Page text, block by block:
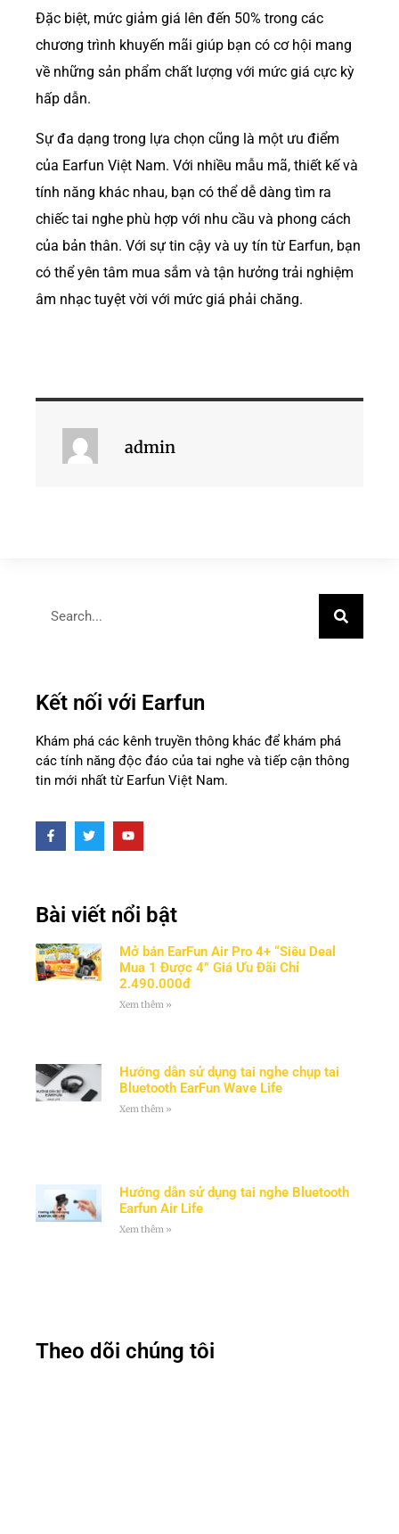
Đặc biệt, mức giảm giá lên đến 50% trong các
chương trình khuyến mãi giúp bạn có cơ hội mang
về những sản phẩm chất lượng với mức giá cực kỳ
hấp dẫn.
Sự đa dạng trong lựa chọn cũng là một ưu điểm
của Earfun Việt Nam. Với nhiều mẫu mã, thiết kế và
tính năng khác nhau, bạn có thể dễ dàng tìm ra
chiếc tai nghe phù hợp với nhu cầu và phong cách
của bản thân. Với sự tin cậy và uy tín từ Earfun, bạn
có thể yên tâm mua sắm và tận hưởng trải nghiệm
âm nhạc tuyệt vời với mức giá phải chăng.
admin
Kết nối với Earfun
Khám phá các kênh truyền thông khác để khám phá
các tính năng độc đáo của tai nghe và tiếp cận thông
tin mới nhất từ ​​Earfun Việt Nam.
Bài viết nổi bật
Mở bán EarFun Air Pro 4+ “Siêu Deal
Mua 1 Được 4” Giá Ưu Đãi Chỉ
2.490.000đ
Xem thêm »
Hướng dẫn sử dụng tai nghe chụp tai
Bluetooth EarFun Wave Life
Xem thêm »
Hướng dẫn sử dụng tai nghe Bluetooth
Earfun Air Life
Xem thêm »
Theo dõi chúng tôi